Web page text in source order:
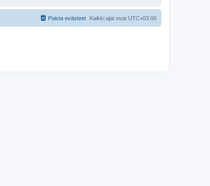
Kaikki ajat ovat UTC+03:00
Poista evästeet